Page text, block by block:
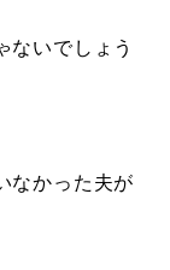
ないでしょう
なかった夫が